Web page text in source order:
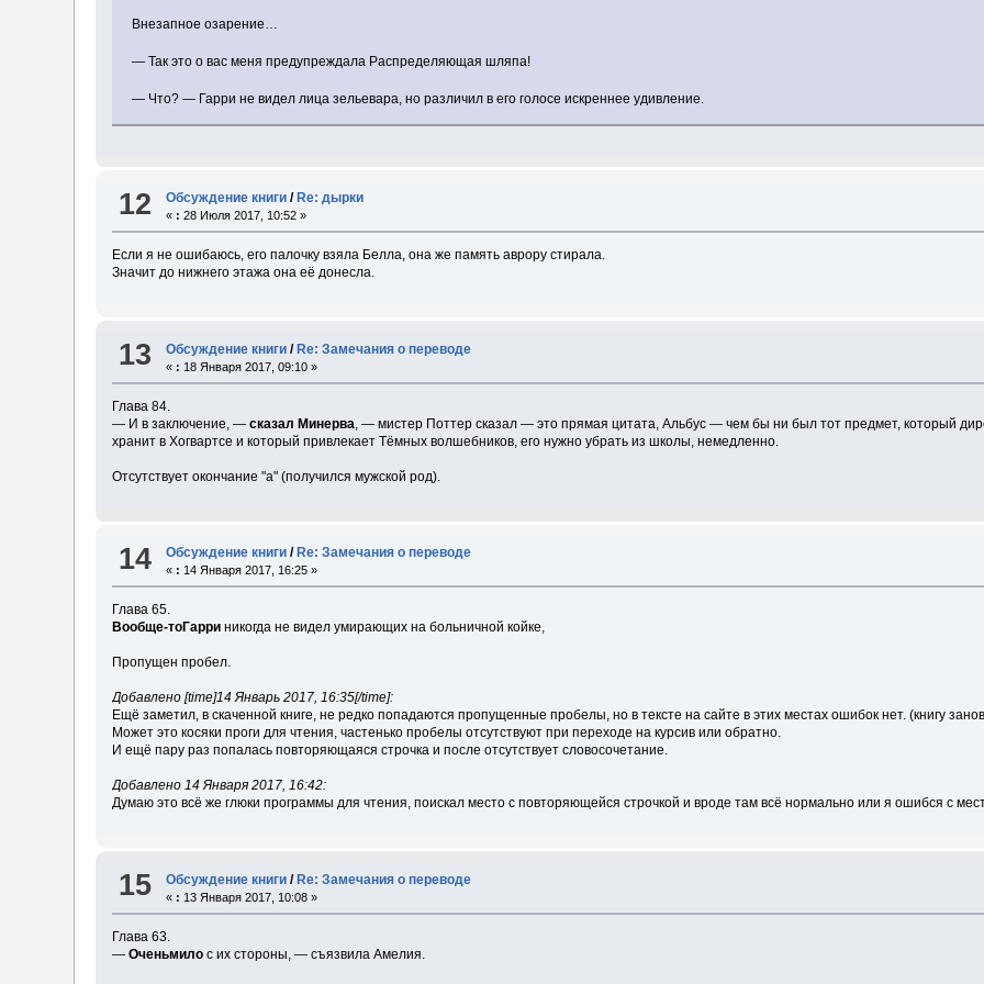
Внезапное озарение…
— Так это о вас меня предупреждала Распределяющая шляпа!
— Что? — Гарри не видел лица зельевара, но различил в его голосе искреннее удивление.
12 Обсуждение книги / Re: дырки
« : 28 Июля 2017, 10:52 »
Если я не ошибаюсь, его палочку взяла Белла, она же память аврору стирала.
Значит до нижнего этажа она её донесла.
13 Обсуждение книги /Re: Замечания о переводе
« : 18 Января 2017, 09:10 »
Глава 84.
— И в заключение, —сказал Минерва , — мистер Поттер сказал — это прямая цитата, Альбус — чем бы ни был тот предмет, который
хранит в Хогвартсе и который привлекает Тёмных волшебников, его нужно убрать из школы, немедленно.
Отсутствует окончание "а" (получился мужской род).
14 Обсуждение книги / Re: Замечания о переводе
« : 14 Января 2017, 16:25 »
Глава 65.
Вообще-тоГарри никогда не видел умирающих на больничной койке,
Пропущен пробел.
Добавлено [time]14 Январь 2017, 16:35[/time]:
Ещё заметил, в скаченной книге, не редко попадаются пропущенные пробелы, но в тексте на сайте в этих местах ошибок нет. (книгу
Может это косяки проги для чтения, частенько пробелы отсутствуют при переходе на курсив или обратно.
И ещё пару раз попалась повторяющаяся строчка и после отсутствует словосочетание.
Добавлено 14 Января 2017, 16:42:
Думаю это всё же глюки программы для чтения, поискал место с повторяющейся строчкой и вроде там всё нормально или я ошибся с
15 Обсуждение книги /Re: Замечания о переводе
« : 13 Января 2017, 10:08 »
Глава 63.
—Оченьмило с их стороны, — съязвила Амелия.